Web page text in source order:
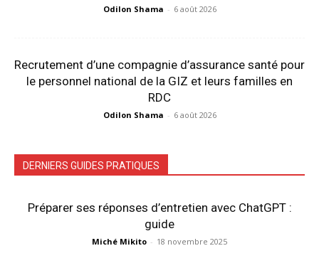
Odilon Shama - 6 août 2026
Recrutement d’une compagnie d’assurance santé pour
le personnel national de la GIZ et leurs familles en
RDC
Odilon Shama - 6 août 2026
DERNIERS GUIDES PRATIQUES
Préparer ses réponses d’entretien avec ChatGPT :
guide
Miché Mikito - 18 novembre 2025